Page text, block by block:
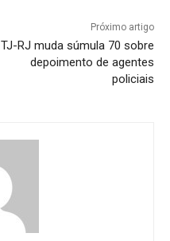
Próximo artigo
TJ-RJ muda súmula 70 sobre
depoimento de agentes
policiais